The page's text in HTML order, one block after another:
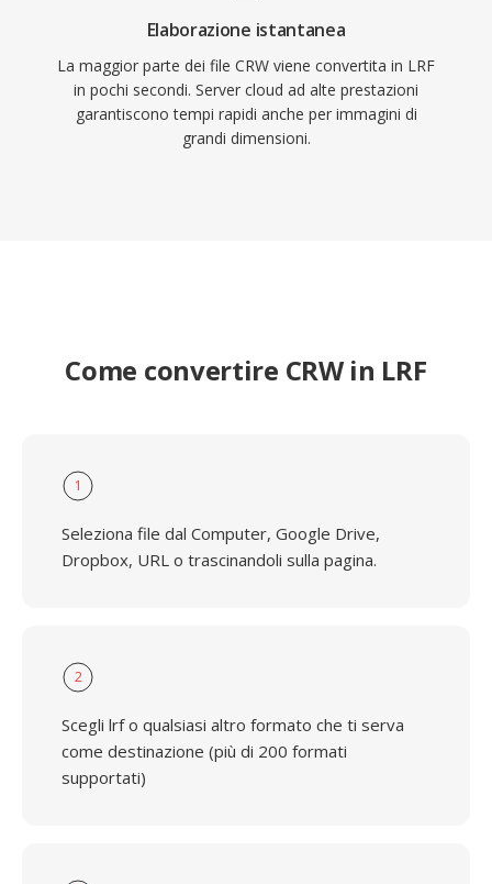
Elaborazione istantanea
La maggior parte dei file CRW viene convertita in LRF
in pochi secondi. Server cloud ad alte prestazioni
garantiscono tempi rapidi anche per immagini di
grandi dimensioni.
Come convertire CRW in LRF
1
Seleziona file dal Computer, Google Drive,
Dropbox, URL o trascinandoli sulla pagina.
2
Scegli lrf o qualsiasi altro formato che ti serva
come destinazione (più di 200 formati
supportati)